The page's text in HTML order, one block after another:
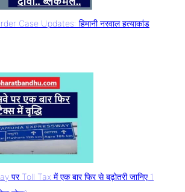
Case Updates: हिमानी नरवाल हत्याकांड
पर Toll Tax में एक बार फिर से बढ़ोतरी जानिए 1